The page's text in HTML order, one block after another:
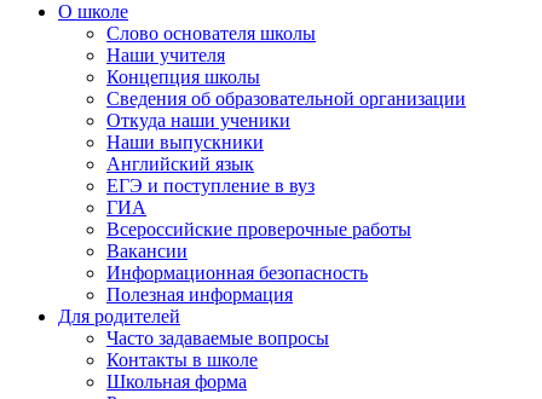
О школе
Слово основателя школы
Наши учителя
Концепция школы
Сведения об образовательной организации
Откуда наши ученики
Наши выпускники
Английский язык
ЕГЭ и поступление в вуз
ГИА
Всероссийские проверочные работы
Вакансии
Информационная безопасность
Полезная информация
Для родителей
Часто задаваемые вопросы
Контакты в школе
Школьная форма